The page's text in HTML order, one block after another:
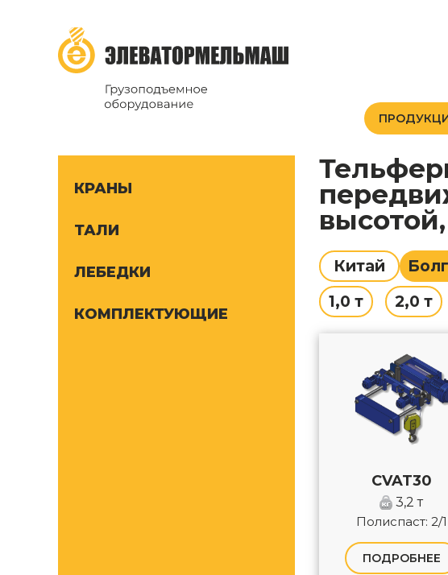
Тали Тали
КРАНЫ
ТАЛИ
ЛЕБЕДКИ
КОМПЛЕКТУЮЩИЕ
Тельферы (тали электрические) канатные
Китай
1,0 т
2,0 т
CVAT30
3,2 т
Полиспаст: 2/1
ПОДРОБНЕЕ